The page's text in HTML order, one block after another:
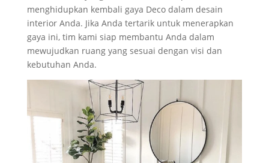
menghidupkan kembali gaya Deco dalam desain
interior Anda. Jika Anda tertarik untuk menerapkan
gaya ini, tim kami siap membantu Anda dalam
mewujudkan ruang yang sesuai dengan visi dan
kebutuhan Anda.